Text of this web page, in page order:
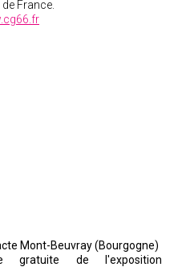
France.
Mont-Beuvray (Bourgogne)
gratuite de l'exposition